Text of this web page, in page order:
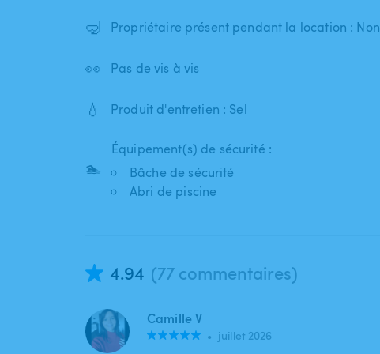
🤿 Propriétaire présent pendant la location : Non
👀 Pas de vis à vis
💧 Produit d'entretien : Sel
🏊
Équipement(s) de sécurité :
Bâche de sécurité
Abri de piscine
4.94 (77 commentaires)
Camille V
• juillet 2026